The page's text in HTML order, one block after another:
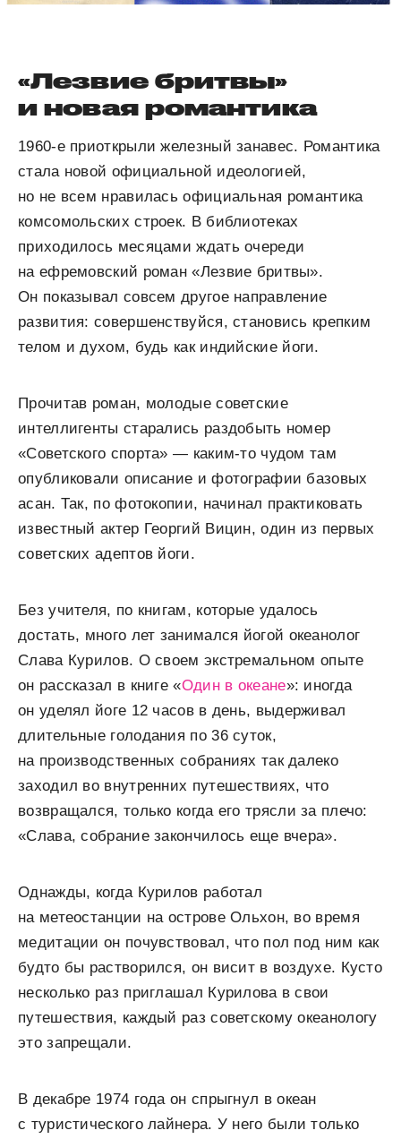
«Лезвие бритвы»
и новая романтика
1960-е приоткрыли железный занавес. Романтика
стала новой официальной идеологией,
но не всем нравилась официальная романтика
комсомольских строек. В библиотеках
приходилось месяцами ждать очереди
на ефремовский роман «Лезвие бритвы».
Он показывал совсем другое направление
развития: совершенствуйся, становись крепким
телом и духом, будь как индийские йоги.
Прочитав роман, молодые советские
интеллигенты старались раздобыть номер
«Советского спорта» — каким-то чудом там
опубликовали описание и фотографии базовых
асан. Так, по фотокопии, начинал практиковать
известный актер Георгий Вицин, один из первых
советских адептов йоги.
Без учителя, по книгам, которые удалось
достать, много лет занимался йогой океанолог
Слава Курилов. О своем экстремальном опыте
он рассказал в книге «Один в океане»: иногда
он уделял йоге 12 часов в день, выдерживал
длительные голодания по 36 суток,
на производственных собраниях так далеко
заходил во внутренних путешествиях, что
возвращался, только когда его трясли за плечо:
«Слава, собрание закончилось еще вчера».
Однажды, когда Курилов работал
на метеостанции на острове Ольхон, во время
медитации он почувствовал, что пол под ним как
будто бы растворился, он висит в воздухе. Кусто
несколько раз приглашал Курилова в свои
путешествия, каждый раз советскому океанологу
это запрещали.
В декабре 1974 года он спрыгнул в океан
с туристического лайнера. У него были только